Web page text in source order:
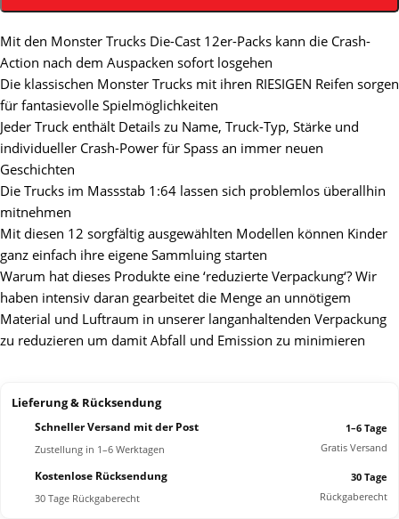
Mit den Monster Trucks Die-Cast 12er-Packs kann die Crash-
Action nach dem Auspacken sofort losgehen
​Die klassischen Monster Trucks mit ihren RIESIGEN Reifen sorgen
für fantasievolle Spielmöglichkeiten
Jeder Truck enthält Details zu Name, Truck-Typ, Stärke und
individueller Crash-Power für Spass an immer neuen
Geschichten
Die Trucks im Massstab 1:64 lassen sich problemlos überallhin
mitnehmen
Mit diesen 12 sorgfältig ausgewählten Modellen können Kinder
ganz einfach ihre eigene Sammluing starten
Warum hat dieses Produkte eine ‘reduzierte Verpackung‘? Wir
haben intensiv daran gearbeitet die Menge an unnötigem
Material und Luftraum in unserer langanhaltenden Verpackung
zu reduzieren um damit Abfall und Emission zu minimieren
Lieferung & Rücksendung
Schneller Versand mit der Post
Zustellung in 1–6 Werktagen
1–6 Tage
Gratis Versand
Kostenlose Rücksendung
30 Tage Rückgaberecht
30 Tage
Rückgaberecht